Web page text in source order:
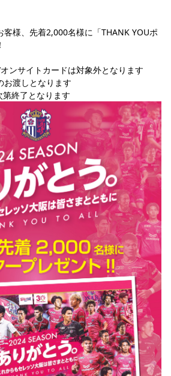
客様、先着2,000名様に「THANK YOUポ
ンサイトカードは対象外となります
渡しとなります
終了となります